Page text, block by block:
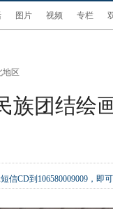
图片 视频 专栏
地区
族团结绘
信CD到106580009009，即